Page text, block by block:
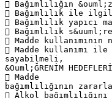
 Bağımlılığın
 Bağımlılık ile
 Bağımlılık yapıcı
 Bağımlılık
 Madde
 Madde kullanımı
sayabilmeli,
&Ouml;ĞRENİM
 Madde
bağımlılığının
 Alkol